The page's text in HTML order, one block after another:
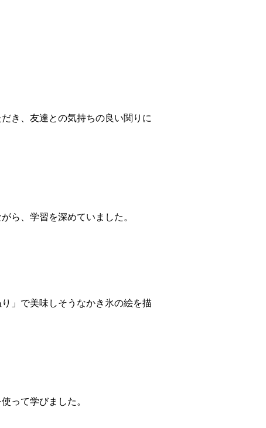
き、友達との気持ちの良い関りに
ら、学習を深めていました。
」で美味しそうなかき氷の絵を描
って学びました。